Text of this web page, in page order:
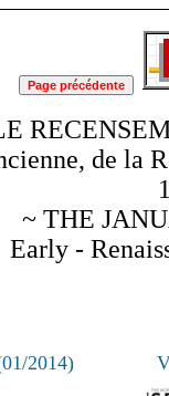
de la
~ THE
Early -
2014)